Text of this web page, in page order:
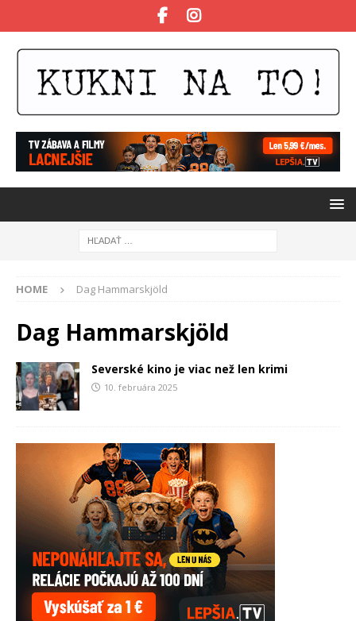
HOME Dag Hammarskjöld
Dag Hammarskjöld
Severské kino je viac než len krimi
10. februára 2025